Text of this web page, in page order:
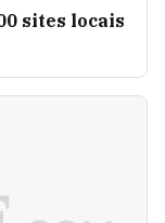
sites locais